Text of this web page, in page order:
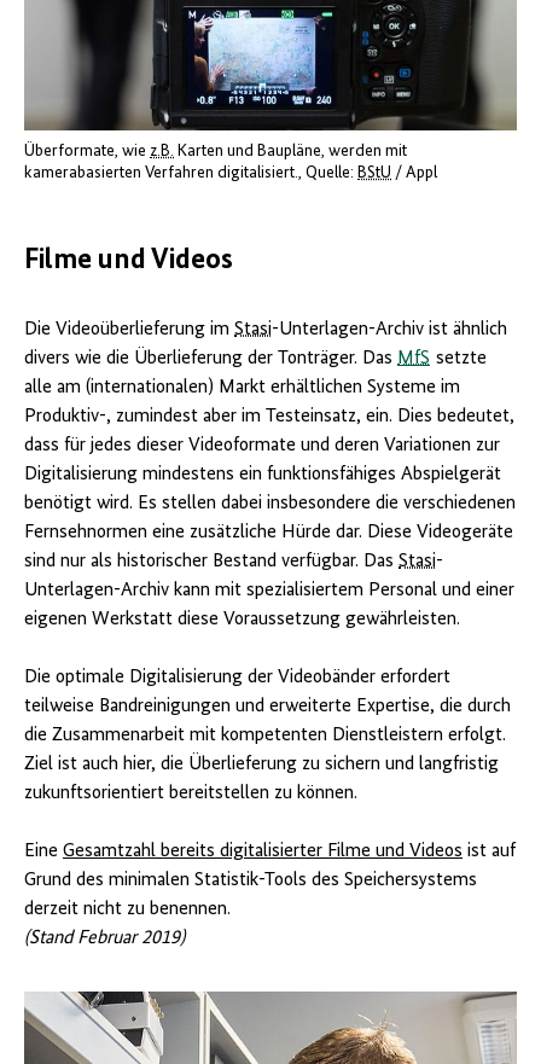
Überformate, wie z.B.
Karten und Baupläne, werden mit
kamerabasierten Verfahren digitalisiert.
Quelle: BStU / Appl
Filme und Videos
Die Videoüberlieferung im Stasi-Unterlagen-Archiv ist ähnlich
divers wie die Überlieferung der Tonträger. Das MfS setzte
alle am (internationalen) Markt erhältlichen Systeme im
Produktiv-, zumindest aber im Testeinsatz, ein. Dies bedeutet,
dass für jedes dieser Videoformate und deren Variationen zur
Digitalisierung mindestens ein funktionsfähiges Abspielgerät
benötigt wird. Es stellen dabei insbesondere die verschiedenen
Fernsehnormen eine zusätzliche Hürde dar. Diese Videogeräte
sind nur als historischer Bestand verfügbar. Das Stasi-
Unterlagen-Archiv kann mit spezialisiertem Personal und einer
eigenen Werkstatt diese Voraussetzung gewährleisten.
Die optimale Digitalisierung der Videobänder erfordert
teilweise Bandreinigungen und erweiterte Expertise, die durch
die Zusammenarbeit mit kompetenten Dienstleistern erfolgt.
Ziel ist auch hier, die Überlieferung zu sichern und langfristig
zukunftsorientiert bereitstellen zu können.
Eine Gesamtzahl bereits digitalisierter Filme und Videos ist auf
Grund des minimalen Statistik-Tools des Speichersystems
derzeit nicht zu benennen.
(Stand Februar 2019)